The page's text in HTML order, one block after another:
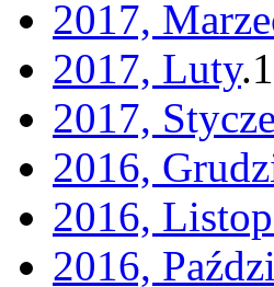
2017,
2017, Luty.
2017,
2016,
2016,
2016,